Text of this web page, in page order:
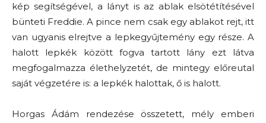
kép segítségével, a lányt is az ablak elsötétítésével
bünteti Freddie. A pince nem csak egy ablakot rejt, itt
van ugyanis elrejtve a lepkegyűjtemény egy része. A
halott lepkék között fogva tartott lány ezt látva
megfogalmazza élethelyzetét, de mintegy előreutal
saját végzetére is: a lepkék halottak, ő is halott.
Horgas Ádám rendezése összetett, mély emberi